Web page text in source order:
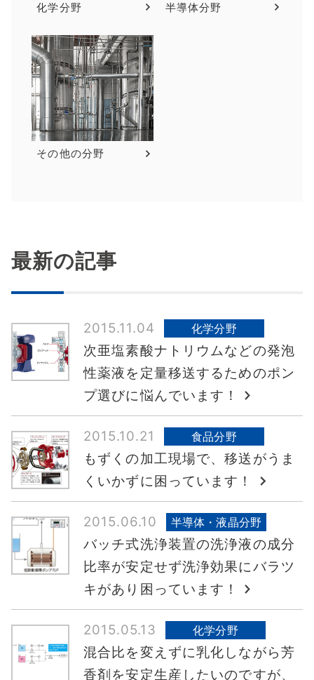
化学分野 半導体分野
その他の分野
最新の記事
2015.11.04 化学分野
次亜塩素酸ナトリウムなどの発泡
性薬液を定量移送するためのポン
プ選びに悩んでいます！
2015.10.21 食品分野
もずくの加工現場で、移送がうま
くいかずに困っています！
2015.06.10 半導体・液晶分野
バッチ式洗浄装置の洗浄液の成分
比率が安定せず洗浄効果にバラツ
キがあり困っています！
2015.05.13 化学分野
混合比を変えずに乳化しながら芳
香剤を安定生産したいのですが、